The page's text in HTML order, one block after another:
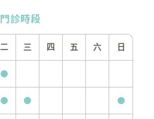
門診時段
二 三 四 五 六 日